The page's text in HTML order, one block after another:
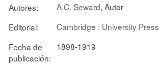
Autores: A.C. Seward, Autor
Editorial:
Cambridge : University Press
Fecha de
publicación:
1898-1919